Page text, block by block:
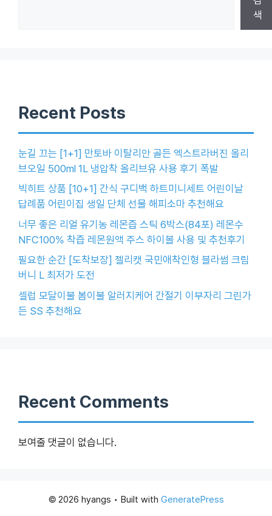
색
Recent Posts
눈길 끄는 [1+1] 만토바 이탈리안 골든 엑스트라버진 올리
브오일 500ml 1L 냉압착 올리브유 사용 후기 폭발
빅히트 상품 [10+1] 간식 구디백 하트미니세트 어린이날
답례품 어린이집 생일 단체 선물 해피소마 추천해요
너무 좋은 리얼 유기농 레몬즙 스틱 6박스(84포) 레몬수
NFC100% 착즙 레몬원액 주스 하이볼 사용 및 추천후기
필요한 순간 [도착보장] 젤리캣 국민애착인형 블라썸 크림
버니 L 최저가 도전
셀럽 모달이불 봄이불 알러지케어 간절기 이부자리 그린가
든 SS 추천해요
Recent Comments
보여줄 댓글이 없습니다.
© 2026 hyangs • Built with GeneratePress